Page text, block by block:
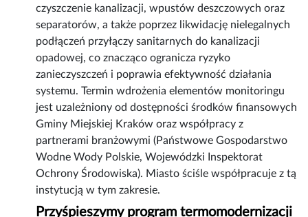
czyszczenie kanalizacji, wpustów deszczowych oraz
separatorów, a także poprzez likwidację nielegalnych
podłączeń przyłączy sanitarnych do kanalizacji
opadowej, co znacząco ogranicza ryzyko
zanieczyszczeń i poprawia efektywność działania
systemu. Termin wdrożenia elementów monitoringu
jest uzależniony od dostępności środków finansowych
Gminy Miejskiej Kraków oraz współpracy z
partnerami branżowymi (Państwowe Gospodarstwo
Wodne Wody Polskie, Wojewódzki Inspektorat
Ochrony Środowiska). Miasto ściśle współpracuje z tą
instytucją w tym zakresie.
Przyśpieszymy program termomodernizacji